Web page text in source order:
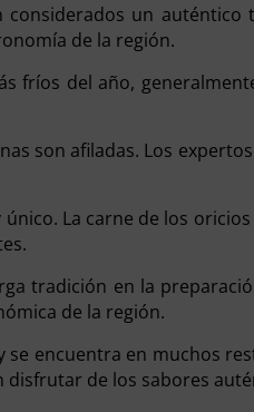
un auténtico
de la región.
fríos del año,
son afiladas. Los
La carne de los
tradición en la
de la región.
encuentra en muchos
de los sabores